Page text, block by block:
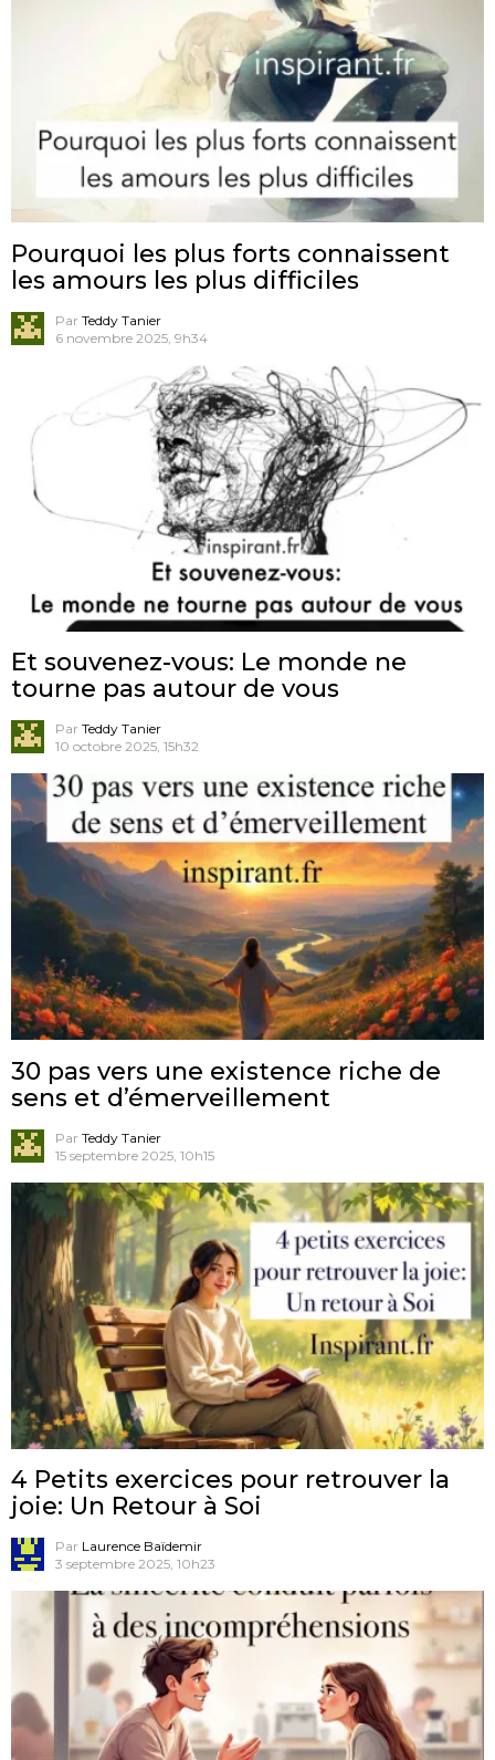
Pourquoi les plus forts connaissent
les amours les plus difficiles
Par Teddy Tanier
6 novembre 2025, 9h34
Et souvenez-vous: Le monde ne
tourne pas autour de vous
Par Teddy Tanier
10 octobre 2025, 15h32
30 pas vers une existence riche de
sens et d’émerveillement
Par Teddy Tanier
15 septembre 2025, 10h15
4 Petits exercices pour retrouver la
joie: Un Retour à Soi
Par Laurence Baïdemir
3 septembre 2025, 10h23